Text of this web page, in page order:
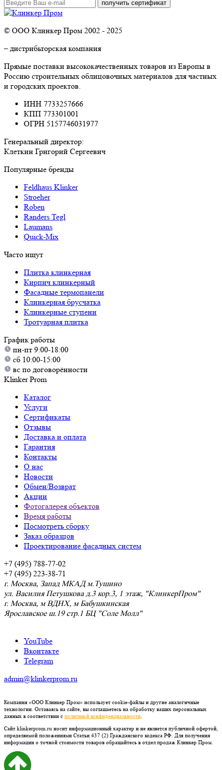
© ООО Клинкер Пром 2002 - 2025
– дистрибьторская компания
Прямые поставки высококачественных товаров из Европы в
Россию строительных облицовочных материалов для частных
и городских проектов.
ИНН 7733257666
КПП 773301001
ОГРН 5157746031977
Генеральный директор:
Клеткин Григорий Сергеевич
Популярные бренды
Feldhaus Klinker
Stroeher
Roben
Randers Tegl
Laumans
Quick-Mix
Часто ищут
Плитка клинкерная
Кирпич клинкерный
Фасадные термопанели
Клинкерная брусчатка
Клинкерные ступени
Тротуарная плитка
График работы
пн-пт 9:00-18:00
сб 10:00-15:00
вс по договорённости
Klinker Prom
Каталог
Услуги
Сертификаты
Отзывы
Доставка и оплата
Гарантия
Контакты
О нас
Новости
Обмен/Возврат
Акции
Фотогалерея объектов
Время работы
Посмотреть сборку
Заказ образцов
Проектирование фасадных систем
+7 (495) 788-77-02
+7 (495) 223-38-71
г. Москва, Запад МКАД м.Тушино
ул. Василия Петушкова д.3 кор.3, 1 этаж, "КлинкерПром"
г. Москва, м ВДНХ, м Бабушкинская
Ярославское ш.19 стр.1 БЦ "Соле Молл"
YouTube
Вконтакте
Telegram
admin@klinkerprom.ru
Компания «ООО Клинкер Пром» использует cookie-файлы и другие аналогичные
технологии. Оставаясь на сайте, вы соглашаетесь на обработку ваших персональных
данных в соответствии с политикой конфиденциальности
Сайт klinkerprom.ru носит информационный характер и не является публичной офертой,
определяемой положениями Статьи 437 (2) Гражданского кодекса РФ. Для получения
информации о точной стоимости товаров обращайтесь в отдел продаж Клинкер Пром.